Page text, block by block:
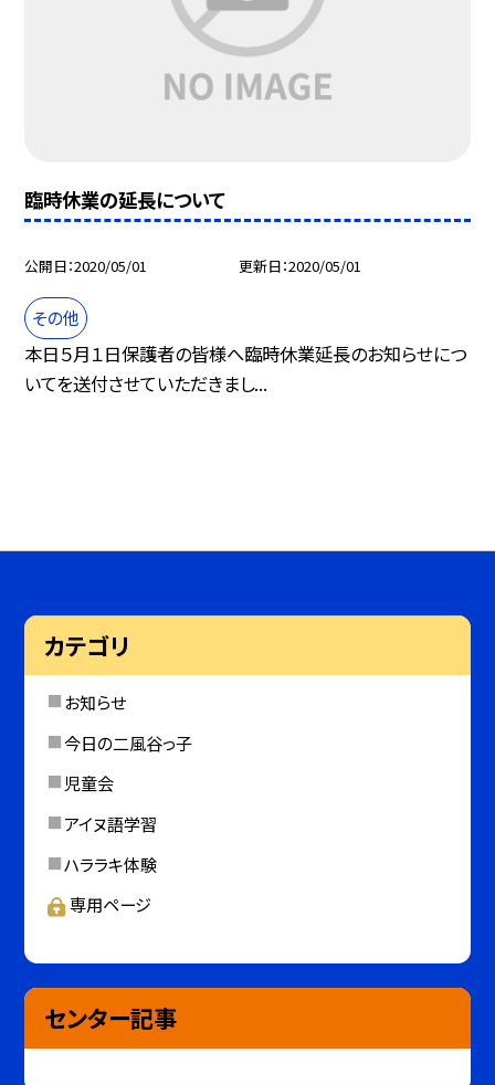
臨時休業の延長について
公開日 2020/05/01 更新日 2020/05/01
その他
本日５月１日保護者の皆様へ臨時休業延長のお知らせにつ
いてを送付させていただきまし...
カテゴリ
お知らせ
今日の二風谷っ子
児童会
アイヌ語学習
ハララキ体験
専用ページ
センター記事